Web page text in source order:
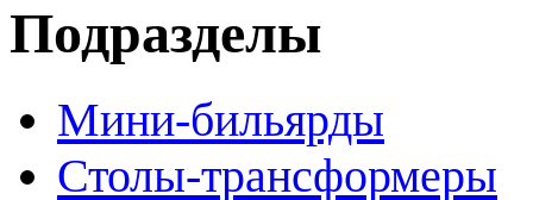
Подразделы
Мини-бильярды
Столы-трансформеры